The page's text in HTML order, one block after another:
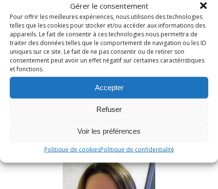
Gérer le consentement
Pour offrir les meilleures expériences, nous utilisons des technologies
telles que les cookies pour stocker et/ou accéder aux informations des
appareils. Le fait de consentir à ces technologies nous permettra de
traiter des données telles que le comportement de navigation ou les ID
uniques sur ce site. Le fait de ne pas consentir ou de retirer son
consentement peut avoir un effet négatif sur certaines caractéristiques
et fonctions.
Accepter
Refuser
Voir les préférences
Politique de cookiesPolitique de confidentialité
encore celle-là. […]
0 Répondre